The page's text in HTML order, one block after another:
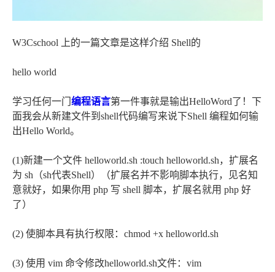
W3Cschool 上的一篇文章是这样介绍 Shell的
hello world
学习任何一门 编程语言第一件事就是输出HelloWord了！下
面我会从新建文件到shell代码编写来说下Shell 编程如何输
出Hello World。
(1)新建一个文件 helloworld.sh :touch helloworld.sh，扩展名
为 sh（sh代表Shell）（扩展名并不影响脚本执行，见名知
意就好，如果你用 php 写 shell 脚本，扩展名就用 php 好
了）
(2) 使脚本具有执行权限：chmod +x helloworld.sh
(3) 使用 vim 命令修改helloworld.sh文件：vim